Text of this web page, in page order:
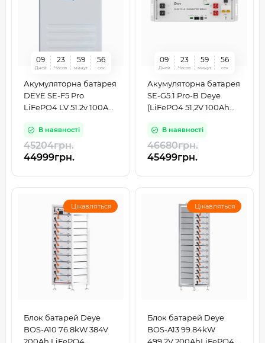
09
Дней
23
Часов
59
минут
55
сек
Акумуляторна батарея
DEYE SE-F5 Pro
LiFePO4 LV 51.2v 100Ah
В наявності
45204грн.
44999грн.
09
Дней
23
Часов
59
минут
55
сек
Акумуляторна батарея
SE-G5.1 Pro-B Deye
(LiFePO4 51,2V 100Ah
В наявності
46680грн.
45499грн.
Цікавляться
Блок батарей Deye
BOS-A10 76.8kW 384V
Цікавляться
Блок батарей Deye
BOS-A13 99.84kW